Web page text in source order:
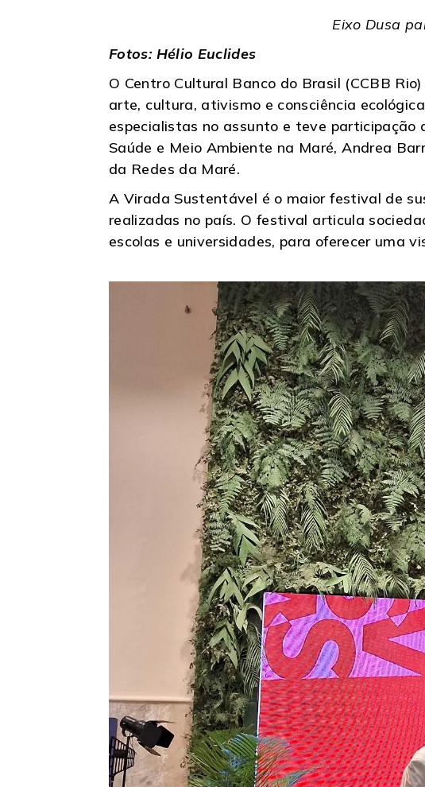
Eixo Dusa
Fotos: Hélio Euclides
O Centro Cultural Banco do Brasil (CCBB
arte, cultura, ativismo e consciência
especialistas no assunto e teve participação
Saúde e Meio Ambiente na Maré, Andrea
da Redes da Maré.
A Virada Sustentável é o maior festival de
realizadas no país. O festival articula
escolas e universidades, para oferecer uma